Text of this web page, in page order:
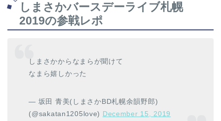
しまさかバースデーライブ札幌
2019の参戦レポ
しまさかからなまらが聞けて
なまら嬉しかった
— 坂田 青美(しまさかBD札幌余韻野郎)
(@sakatan1205love) December 15, 2019